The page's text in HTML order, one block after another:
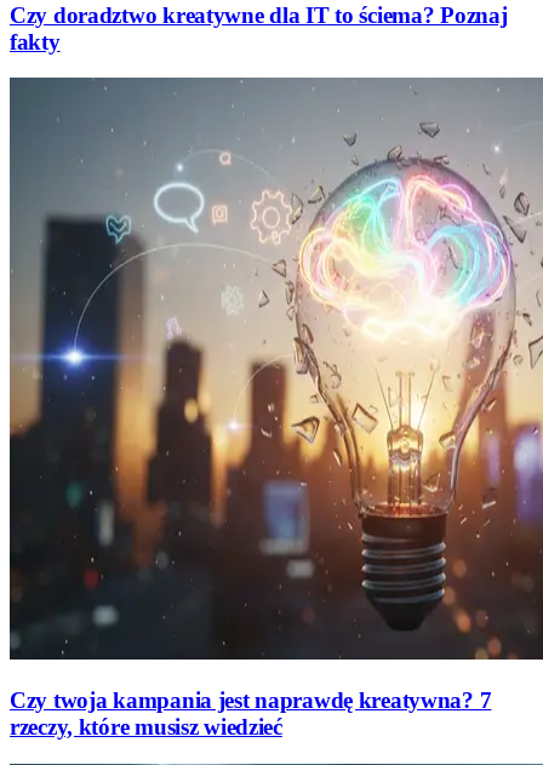
Czy doradztwo kreatywne dla IT to ściema? Poznaj
fakty
Czy twoja kampania jest naprawdę kreatywna? 7
rzeczy, które musisz wiedzieć